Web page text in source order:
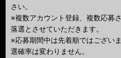
さい。
※複数アカウント登録、複数応募
落選とさせていただきます。
※応募期間中は先着順ではござい
選確率は変わりません。